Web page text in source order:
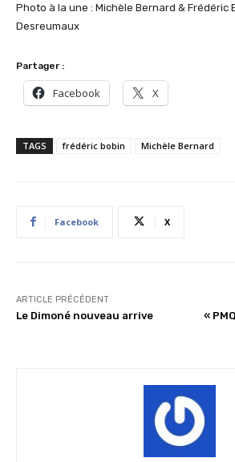
Photo à la une : Michèle Bernard & Frédéric
Desreumaux
Partager :
Facebook X
TAGS frédéric bobin Michèle Bernard
Facebook X
ARTICLE PRÉCÉDENT
Le Dimoné nouveau arrive
«